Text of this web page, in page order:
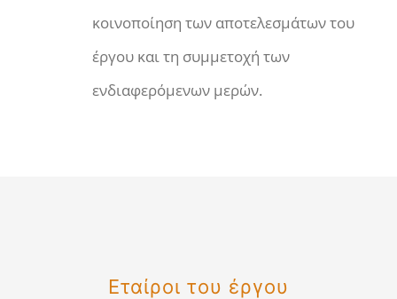
κοινοποίηση των αποτελεσμάτων του
έργου και τη συμμετοχή των
ενδιαφερόμενων μερών.
Εταίροι του έργου